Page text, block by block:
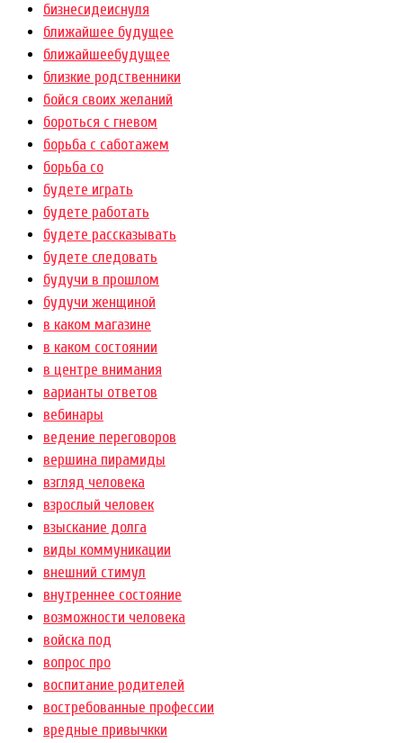
бизнесидеиснуля
ближайшее будущее
ближайшеебудущее
близкие родственники
бойся своих желаний
бороться с гневом
борьба с саботажем
борьба со
будете играть
будете работать
будете рассказывать
будете следовать
будучи в прошлом
будучи женщиной
в каком магазине
в каком состоянии
в центре внимания
варианты ответов
вебинары
ведение переговоров
вершина пирамиды
взгляд человека
взрослый человек
взыскание долга
виды коммуникации
внешний стимул
внутреннее состояние
возможности человека
войска под
вопрос про
воспитание родителей
востребованные профессии
вредные привычкки